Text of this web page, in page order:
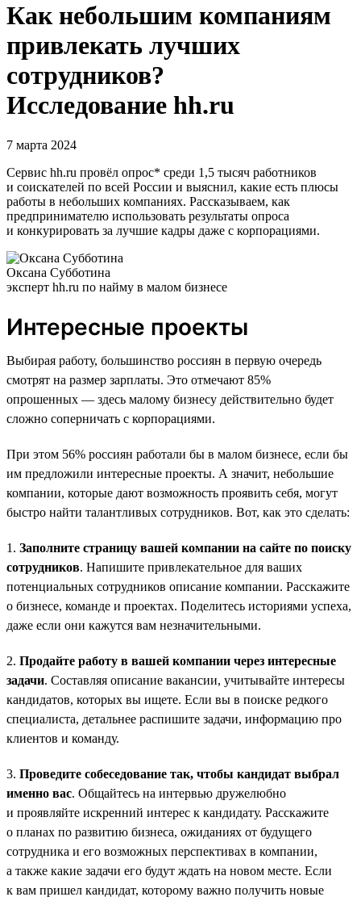
Как небольшим компаниям
привлекать лучших
сотрудников?
Исследование hh.ru
7 марта 2024
Сервис hh.ru провёл опрос* среди 1,5 тысяч работников
и соискателей по всей России и выяснил, какие есть плюсы
работы в небольших компаниях. Рассказываем, как
предпринимателю использовать результаты опроса
и конкурировать за лучшие кадры даже с корпорациями.
Оксана Субботина
эксперт hh.ru по найму в малом бизнесе
Интересные проекты
Выбирая работу, большинство россиян в первую очередь
смотрят на размер зарплаты. Это отмечают 85%
опрошенных — здесь малому бизнесу действительно будет
сложно соперничать с корпорациями.
При этом 56% россиян работали бы в малом бизнесе, если бы
им предложили интересные проекты. А значит, небольшие
компании, которые дают возможность проявить себя, могут
быстро найти талантливых сотрудников. Вот, как это сделать:
1. Заполните страницу вашей компании на сайте по поиску
сотрудников. Напишите привлекательное для ваших
потенциальных сотрудников описание компании. Расскажите
о бизнесе, команде и проектах. Поделитесь историями успеха,
даже если они кажутся вам незначительными.
2. Продайте работу в вашей компании через интересные
задачи. Составляя описание вакансии, учитывайте интересы
кандидатов, которых вы ищете. Если вы в поиске редкого
специалиста, детальнее распишите задачи, информацию про
клиентов и команду.
3. Проведите собеседование так, чтобы кандидат выбрал
именно вас. Общайтесь на интервью дружелюбно
и проявляйте искренний интерес к кандидату. Расскажите
о планах по развитию бизнеса, ожиданиях от будущего
сотрудника и его возможных перспективах в компании,
а также какие задачи его будут ждать на новом месте. Если
к вам пришел кандидат, которому важно получить новые